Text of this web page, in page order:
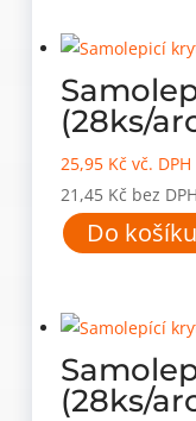
(28ks/
25,95 Kč vč. DPH
21,45 Kč bez DPH
Do košíku
(28ks/